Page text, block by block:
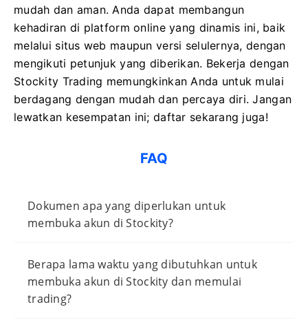
mudah dan aman. Anda dapat membangun
kehadiran di platform online yang dinamis ini, baik
melalui situs web maupun versi selulernya, dengan
mengikuti petunjuk yang diberikan. Bekerja dengan
Stockity Trading memungkinkan Anda untuk mulai
berdagang dengan mudah dan percaya diri. Jangan
lewatkan kesempatan ini; daftar sekarang juga!
FAQ
Dokumen apa yang diperlukan untuk
membuka akun di Stockity?
Berapa lama waktu yang dibutuhkan untuk
membuka akun di Stockity dan memulai
trading?